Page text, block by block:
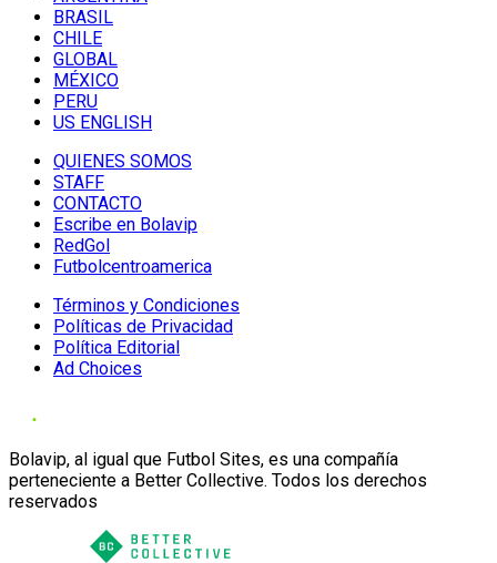
BRASIL
CHILE
GLOBAL
MÉXICO
PERU
US ENGLISH
QUIENES SOMOS
STAFF
CONTACTO
Escribe en Bolavip
RedGol
Futbolcentroamerica
Términos y Condiciones
Políticas de Privacidad
Política Editorial
Ad Choices
Bolavip, al igual que Futbol Sites, es una compañía
perteneciente a Better Collective. Todos los derechos
reservados